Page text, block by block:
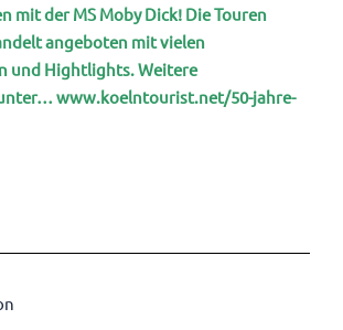
mit der MS Moby Dick! Die Touren
angeboten mit vielen
und Hightlights. Weitere
www.koelntourist.net/50-jahre-